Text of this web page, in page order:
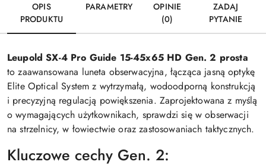
OPIS
PRODUKTU
PARAMETRY
OPINIE
(0)
ZADAJ
PYTANIE
Leupold SX-4 Pro Guide 15-45x65 HD Gen. 2 prosta
to zaawansowana luneta obserwacyjna, łącząca jasną optykę
Elite Optical System z wytrzymałą, wodoodporną konstrukcją
i precyzyjną regulacją powiększenia. Zaprojektowana z myślą
o wymagających użytkownikach, sprawdzi się w obserwacji
na strzelnicy, w łowiectwie oraz zastosowaniach taktycznych.
Kluczowe cechy Gen. 2: